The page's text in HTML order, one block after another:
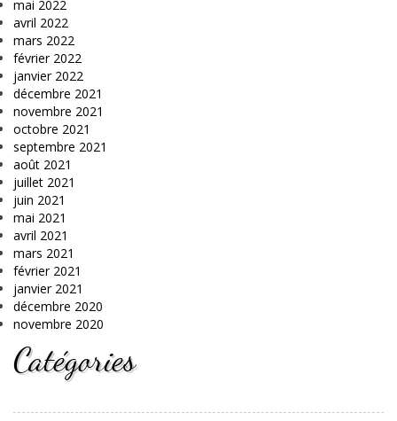
mai 2022
avril 2022
mars 2022
février 2022
janvier 2022
décembre 2021
novembre 2021
octobre 2021
septembre 2021
août 2021
juillet 2021
juin 2021
mai 2021
avril 2021
mars 2021
février 2021
janvier 2021
décembre 2020
novembre 2020
Catégories